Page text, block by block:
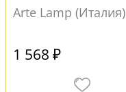
Arte Lamp (Италия)
1 568 ₽